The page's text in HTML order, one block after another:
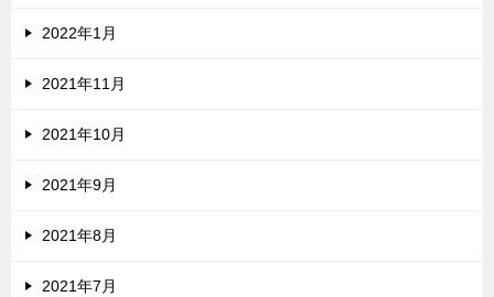
2022年1月
2021年11月
2021年10月
2021年9月
2021年8月
2021年7月